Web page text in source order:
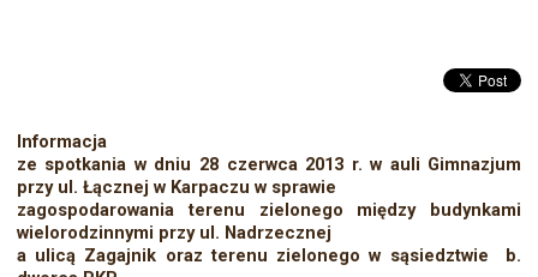
Informacja
ze spotkania w dniu 28 czerwca 2013 r. w auli Gimnazjum
przy ul. Łącznej w Karpaczu w sprawie
zagospodarowania terenu zielonego między budynkami
wielorodzinnymi przy ul. Nadrzecznej
a ulicą Zagajnik oraz terenu zielonego w sąsiedztwie b.